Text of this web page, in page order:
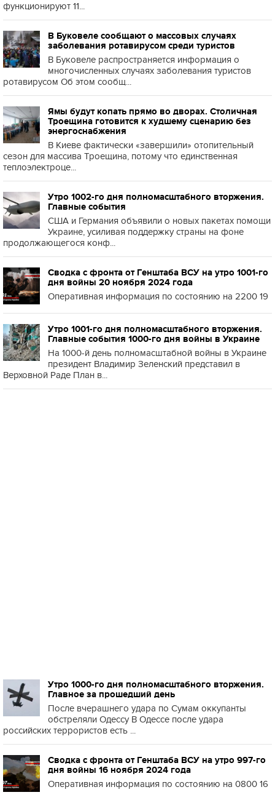
функционируют 11...
В Буковеле сообщают о массовых случаях
заболевания ротавирусом среди туристов
В Буковеле распространяется информация о
многочисленных случаях заболевания туристов
ротавирусом Об этом сообщ...
Ямы будут копать прямо во дворах. Столичная
Троещина готовится к худшему сценарию без
энергоснабжения
В Киеве фактически «завершили» отопительный
сезон для массива Троещина, потому что единственная
теплоэлектроце...
Утро 1002-го дня полномасштабного вторжения.
Главные события
США и Германия объявили о новых пакетах помощи
Украине, усиливая поддержку страны на фоне
продолжающегося конф...
Сводка с фронта от Генштаба ВСУ на утро 1001-го
дня войны 20 ноября 2024 года
Оперативная информация по состоянию на 2200 19
Утро 1001-го дня полномасштабного вторжения.
Главные события 1000-го дня войны в Украине
На 1000-й день полномасштабной войны в Украине
президент Владимир Зеленский представил в
Верховной Раде План в...
Утро 1000-го дня полномасштабного вторжения.
Главное за прошедший день
После вчерашнего удара по Сумам оккупанты
обстреляли Одессу В Одессе после удара
российских террористов есть ...
Сводка с фронта от Генштаба ВСУ на утро 997-го
дня войны 16 ноября 2024 года
Оперативная информация по состоянию на 0800 16